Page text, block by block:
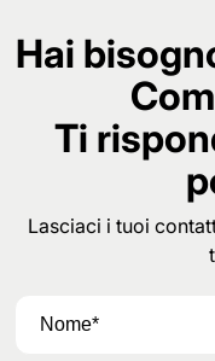
Hai
Ti
Lasciaci i tuoi